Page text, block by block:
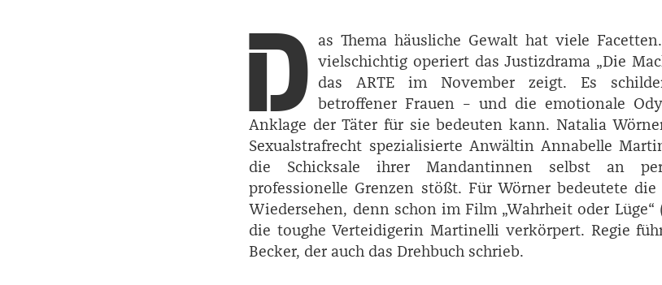
D as Thema häusliche Gewalt hat viele
vielschichtig operiert das Justizdrama „Die
das ARTE im November zeigt. Es
betroffener Frauen – und die emotionale
Anklage der Täter für sie bedeuten kann. ­Natalia
Sexualstrafrecht spezialisierte Anwältin Annabelle
die Schicksale ihrer Mandantinnen selbst an
professionelle Grenzen stößt. Für Wörner bedeutete
Wiedersehen, denn schon im Film „Wahrheit oder Lüge“
die toughe Verteidigerin Martinelli verkörpert. Regie
Becker, der auch das Drehbuch schrieb.